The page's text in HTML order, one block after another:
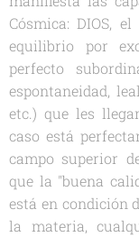
Cósmica: DIOS,
equilibrio por
perfecto
espontaneidad,
etc.) que les
caso está
campo superior
que la "buena
está en condición
la materia,